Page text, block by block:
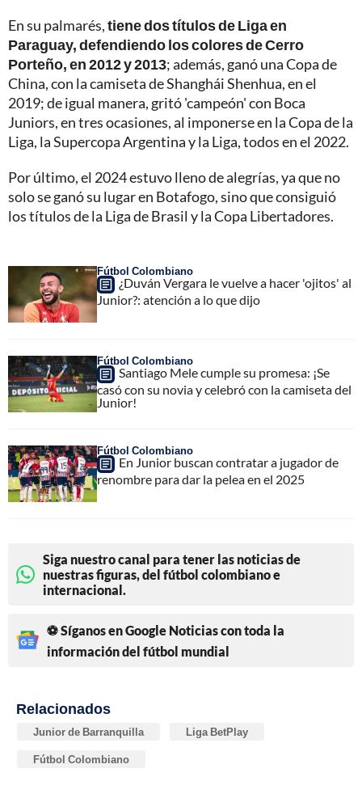
En su palmarés,tiene dos títulos de Liga en
Paraguay, defendiendo los colores de Cerro
Porteño, en 2012 y 2013; además, ganó una Copa de
China, con la camiseta de Shanghái Shenhua, en el
2019; de igual manera, gritó 'campeón' con Boca
Juniors, en tres ocasiones, al imponerse en la Copa de la
Liga, la Supercopa Argentina y la Liga, todos en el 2022.
Por último, el 2024 estuvo lleno de alegrías, ya que no
solo se ganó su lugar en Botafogo, sino que consiguió
los títulos de la Liga de Brasil y la Copa Libertadores.
Fútbol Colombiano
¿Duván Vergara le vuelve a hacer 'ojitos' al
Junior?: atención a lo que dijo
Fútbol Colombiano
Santiago Mele cumple su promesa: ¡Se
casó con su novia y celebró con la camiseta del
Junior!
Fútbol Colombiano
En Junior buscan contratar a jugador de
renombre para dar la pelea en el 2025
Siga nuestro canal para tener las noticias de
nuestras figuras, del fútbol colombiano e
internacional.
⚽ Síganos en Google Noticias con toda la
información del fútbol mundial
Relacionados
Junior de Barranquilla Liga BetPlay
Fútbol Colombiano